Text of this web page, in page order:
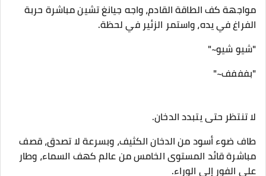
مواجهة كف الطاقة القادم، واجه جيانغ تشين مباشرة حربة
الفراغ في يده، واستمر الزئير في لحظة.
"شيو شيو~"
"بفففف~"
لا تنتظر حتى يتبدد الدخان.
طاف ضوء أسود من الدخان الكثيف، وبسرعة لا تصدق، قصف
مباشرة قائد المستوى الخامس من عالم كهف السماء، وطار
على الفور إلى الوراء.